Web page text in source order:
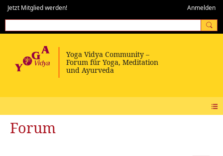
Jetzt Mitglied werden! Anmelden
Forum